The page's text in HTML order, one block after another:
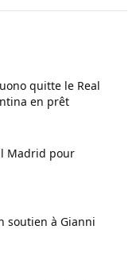
quitte le Real
en prêt
Madrid pour
soutien à Gianni